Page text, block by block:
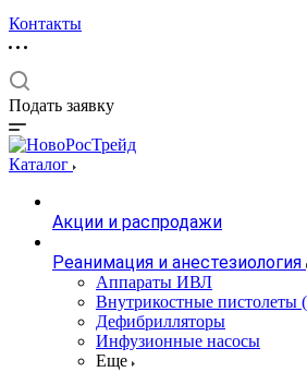
Контакты
Подать заявку
Каталог
Акции и распродажи
Реанимация и анестезиология
Аппараты ИВЛ
Внутрикостные пистолеты
Дефибрилляторы
Инфузионные насосы
Еще